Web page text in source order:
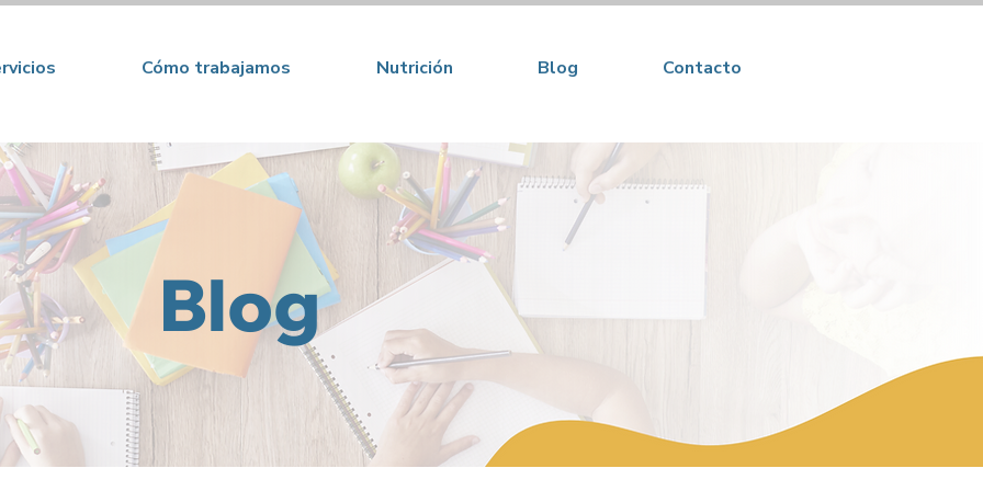
Cómo trabajamos Nutrición Blog Contacto
Blog